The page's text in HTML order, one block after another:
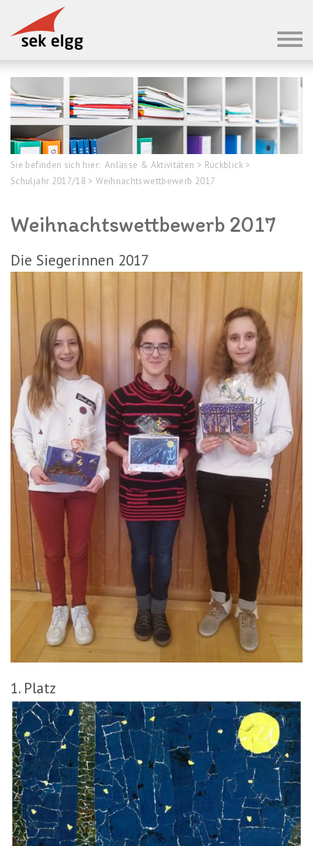
Sie befinden sich hier: Anlässe & Aktivitäten > Rückblick >
Schuljahr 2017/18 > Weihnachtswettbewerb 2017
Weihnachtswettbewerb 2017
Die Siegerinnen 2017
1. Platz